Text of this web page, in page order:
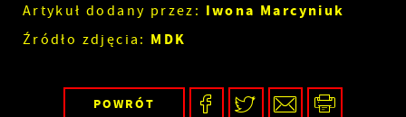
Artykuł dodany przez: Iwona Marcyniuk
Źródło zdjęcia: MDK
POWRÓT